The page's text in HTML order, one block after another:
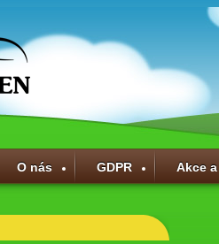
O nás GDPR Akce